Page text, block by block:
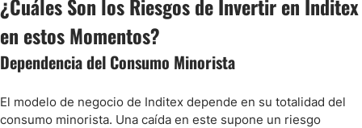
¿Cuáles Son los Riesgos de Invertir en Inditex
en estos Momentos?
Dependencia del Consumo Minorista
El modelo de negocio de Inditex depende en su totalidad del
consumo minorista. Una caída en este supone un riesgo